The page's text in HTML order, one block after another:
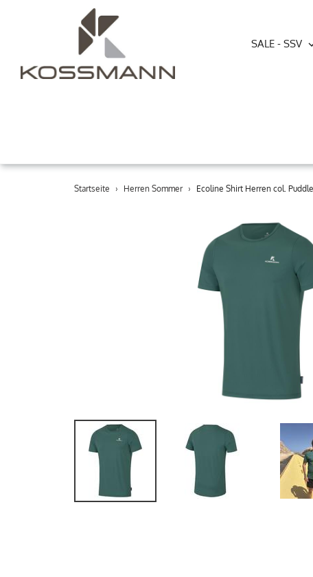
SALE - SSV
Startseite › Herren Sommer › Ecoline Shirt Herren col. Puddle